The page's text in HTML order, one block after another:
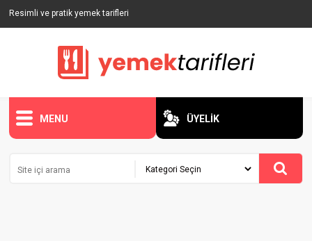
Resimli ve pratik yemek tarifleri
MENU ÜYELİK